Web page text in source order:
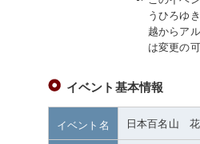
うひろゆ
越からア
は変更の
イベント基本情報
イベント名 日本百名山 花